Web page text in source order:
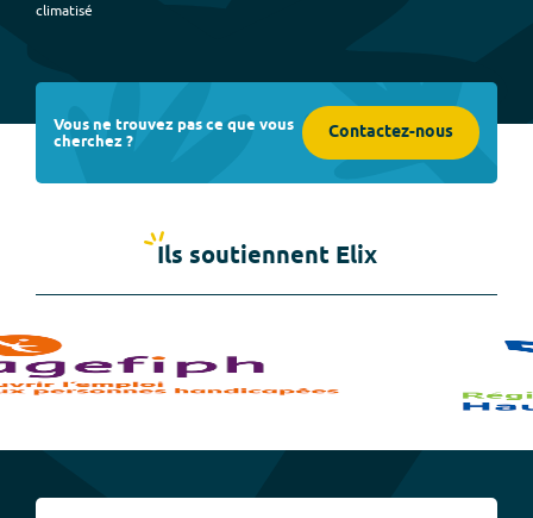
climatisé
Vous ne trouvez pas ce que vous
cherchez ? Contactez-nous
Ils soutiennent Elix